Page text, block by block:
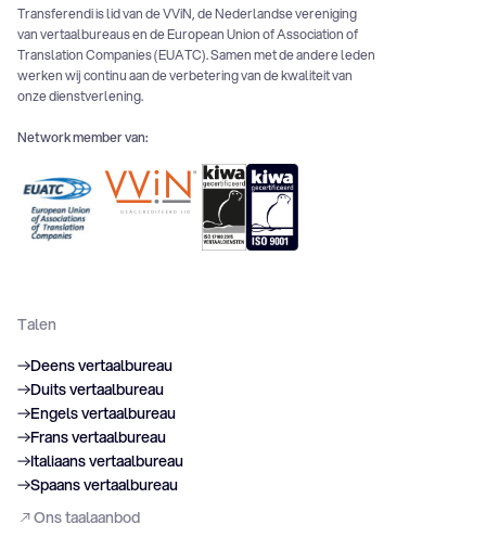
Transferendi is lid van de VViN, de Nederlandse vereniging
van vertaalbureaus en de European Union of Association of
Translation Companies (EUATC). Samen met de andere leden
werken wij continu aan de verbetering van de kwaliteit van
onze dienstverlening.
Network member van:
Talen
Deens vertaalbureau
Duits vertaalbureau
Engels vertaalbureau
Frans vertaalbureau
Italiaans vertaalbureau
Spaans vertaalbureau
Ons taalaanbod